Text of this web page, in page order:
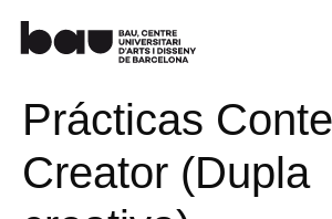
Prácticas
Creator (Dupla